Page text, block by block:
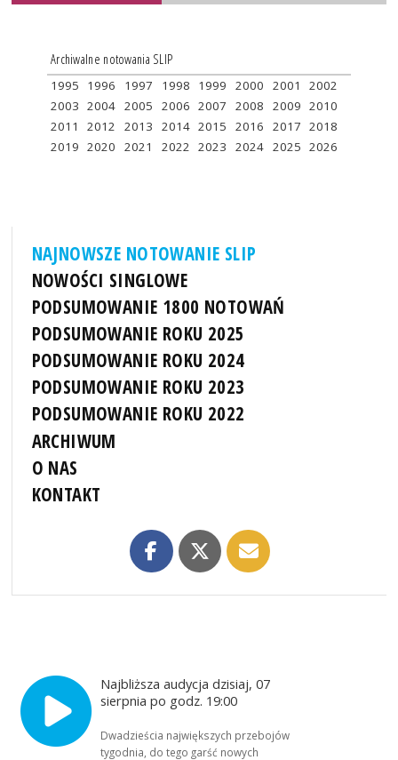
Archiwalne notowania SLIP
1995 1996 1997 1998 1999 2000 2001
2002
2003 2004 2005 2006 2007 2008 2009 2010
2011
2012 2013 2014 2015 2016 2017 2018
2019 2020 2021 2022 2023 2024 2025 2026
NAJNOWSZE NOTOWANIE SLIP
NOWOŚCI SINGLOWE
PODSUMOWANIE 1800 NOTOWAŃ
PODSUMOWANIE ROKU 2025
PODSUMOWANIE ROKU 2024
PODSUMOWANIE ROKU 2023
PODSUMOWANIE ROKU 2022
ARCHIWUM
O NAS
KONTAKT
Najbliższa audycja dzisiaj, 07
sierpnia po godz. 19:00
Dwadzieścia największych przebojów
tygodnia, do tego garść nowych